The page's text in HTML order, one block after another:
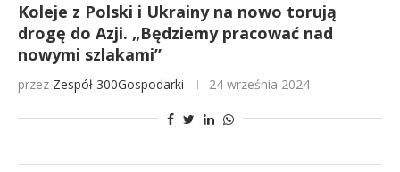
Koleje z Polski i Ukrainy na nowo torują
drogę do Azji. „Będziemy pracować nad
nowymi szlakami”
przez Zespół 300Gospodarki 24 września 2024